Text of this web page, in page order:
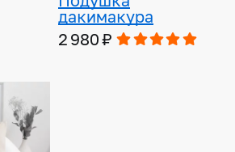
дакимакура
2 980 ₽